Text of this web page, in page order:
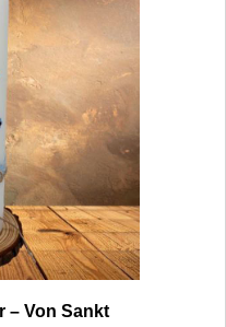
– Von Sankt